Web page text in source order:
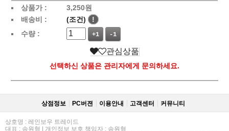
상품가 : 3,250원
배송비 :
(조건)
!
수량 :
+1 -1
관심상품
선택하신 상품은 관리자에게 문의하세요.
상점정보 PC버젼 이용안내 고객센터 커뮤니티
상호명 : 레인보우 트레이드
대표 : 송원형 | 개인정보 보호 책임자 : 송원형